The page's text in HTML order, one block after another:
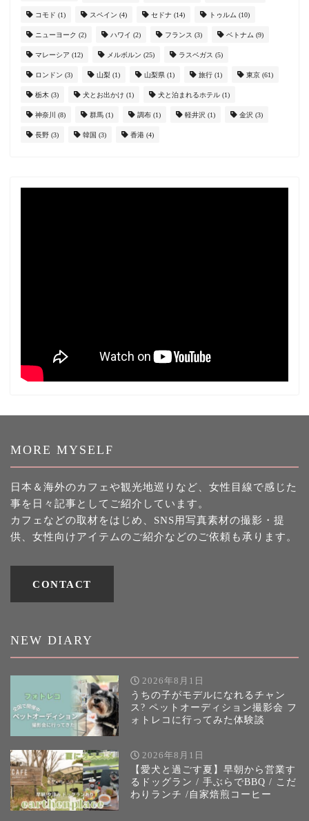
コモド (1) スペイン (4) セドナ (14) トゥルム (10)
ニューヨーク (2) ハワイ (2) フランス (3) ベトナム (9)
マレーシア (12) メルボルン (25) ラスベガス (5)
ロンドン (3) 山梨 (1) 山梨県 (1) 旅行 (1) 東京 (61)
栃木 (3) 犬とお出かけ (1) 犬と泊まれるホテル (1)
神奈川 (8) 群馬 (1) 調布 (1) 軽井沢 (1) 金沢 (3)
長野 (3) 韓国 (3) 香港 (4)
MORE MYSELF
日本＆海外のカフェや観光地巡りなど、女性目線で感じた
事を日々記事としてご紹介しています。
カフェなどの取材をはじめ、SNS用写真素材の撮影・提
供、女性向けアイテムのご紹介などのご依頼も承ります。
CONTACT
NEW DIARY
2026年8月1日
うちの子がモデルになれるチャン
ス? ペットオーディション撮影会 フ
ォトレコに行ってみた体験談
2026年8月1日
【愛犬と過ごす夏】早朝から営業す
るドッグラン / 手ぶらでBBQ / こだ
わりランチ /自家焙煎コーヒー